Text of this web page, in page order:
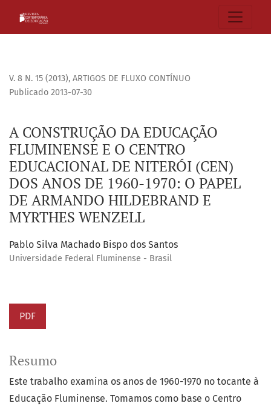
V. 8 N. 15 (2013), ARTIGOS DE FLUXO CONTÍNUO
A CONSTRUÇÃO DA EDUCAÇÃO
FLUMINENSE E O CENTRO
EDUCACIONAL DE NITERÓI (CEN)
DOS ANOS DE 1960-1970: O PAPEL
DE ARMANDO HILDEBRAND E
MYRTHES WENZELL
Publicado 2013-07-30
Pablo Silva Machado Bispo dos Santos
Universidade Federal Fluminense - Brasil
PDF
Resumo
Este trabalho examina os anos de 1960-1970 no tocante à
Educação Fluminense. Tomamos como base o Centro